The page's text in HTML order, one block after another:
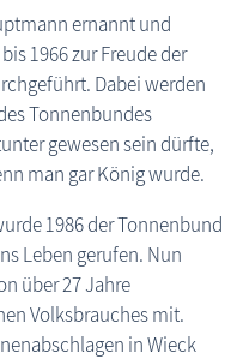
ernannt und
1966 zur Freude der
Dabei werden
Tonnenbundes
gewesen sein dürfte,
man gar König wurde.
1986 der Tonnenbund
Leben gerufen. Nun
über 27 Jahre
Volksbrauches mit.
in Wieck